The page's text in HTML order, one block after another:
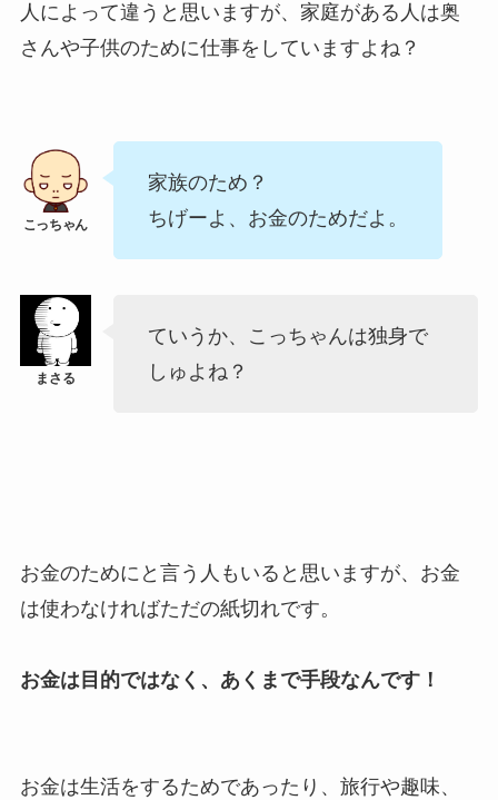
人によって違うと思いますが、家庭がある人は奥
さんや子供のために仕事をしていますよね？
家族のため？
ちげーよ、お金のためだよ。
ていうか、こっちゃんは独身で
しゅよね？
お金のためにと言う人もいると思いますが、お金
は使わなければただの紙切れです。
お金は目的ではなく、あくまで手段なんです！
お金は生活をするためであったり、旅行や趣味、